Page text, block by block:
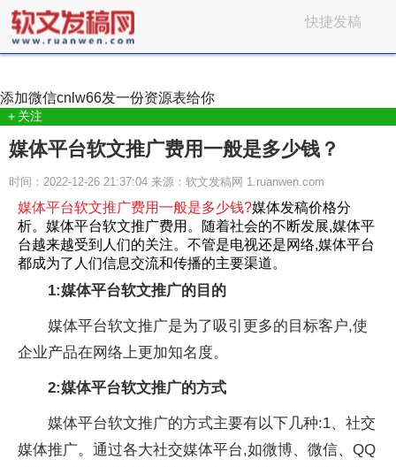
快捷发稿
添加微信cnlw66发一份资源表给你
＋关注
媒体平台软文推广费用一般是多少钱？
时间：2022-12-26 21:37:04 来源：软文发稿网 1.ruanwen.com
媒体平台软文推广费用一般是多少钱?媒体发稿价格分
析。媒体平台软文推广费用。随着社会的不断发展,媒体平
台越来越受到人们的关注。不管是电视还是网络,媒体平台
都成为了人们信息交流和传播的主要渠道。
1:媒体平台软文推广的目的
媒体平台软文推广是为了吸引更多的目标客户,使
企业产品在网络上更加知名度。
2:媒体平台软文推广的方式
媒体平台软文推广的方式主要有以下几种:1、社交
媒体推广。通过各大社交媒体平台,如微博、微信、QQ